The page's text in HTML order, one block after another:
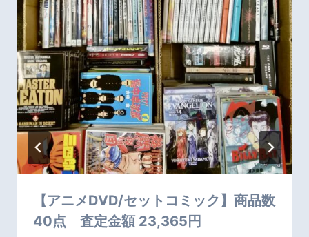
【アニメDVD/セットコミック】商品数
40点 査定金額 23,365円